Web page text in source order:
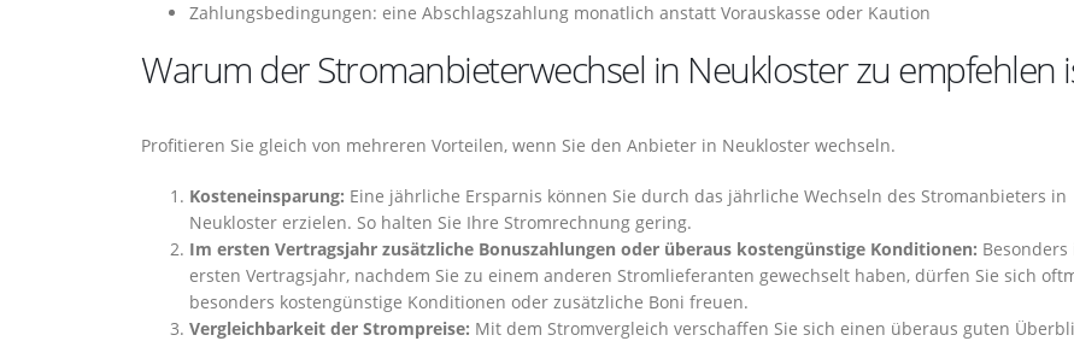
Zahlungsbedingungen: eine Abschlagszahlung monatlich anstatt Vorauskasse oder Kaution
Warum der Stromanbieterwechsel in Neukloster zu empfehlen
Profitieren Sie gleich von mehreren Vorteilen, wenn Sie den Anbieter in Neukloster wechseln.
Kosteneinsparung: Eine jährliche Ersparnis können Sie durch das jährliche Wechseln des Stromanbieters in
Neukloster erzielen. So halten Sie Ihre Stromrechnung gering.
Im ersten Vertragsjahr zusätzliche Bonuszahlungen oder überaus kostengünstige Konditionen: Besonders
ersten Vertragsjahr, nachdem Sie zu einem anderen Stromlieferanten gewechselt haben, dürfen Sie sich
besonders kostengünstige Konditionen oder zusätzliche Boni freuen.
Vergleichbarkeit der Strompreise: Mit dem Stromvergleich verschaffen Sie sich einen überaus guten